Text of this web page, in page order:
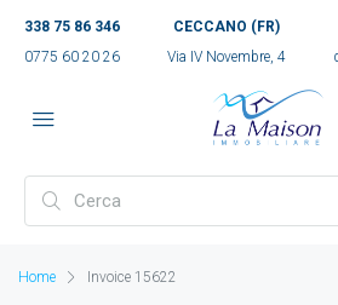
338 75 86 346
0775 60 20 26
CECCANO (FR)
Via IV Novembre, 4
Home Invoice 15622